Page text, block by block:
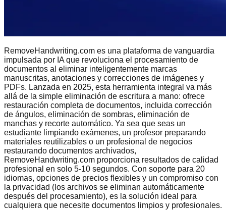
RemoveHandwriting.com es una plataforma de vanguardia
impulsada por IA que revoluciona el procesamiento de
documentos al eliminar inteligentemente marcas
manuscritas, anotaciones y correcciones de imágenes y
PDFs. Lanzada en 2025, esta herramienta integral va más
allá de la simple eliminación de escritura a mano: ofrece
restauración completa de documentos, incluida corrección
de ángulos, eliminación de sombras, eliminación de
manchas y recorte automático. Ya sea que seas un
estudiante limpiando exámenes, un profesor preparando
materiales reutilizables o un profesional de negocios
restaurando documentos archivados,
RemoveHandwriting.com proporciona resultados de calidad
profesional en solo 5-10 segundos. Con soporte para 20
idiomas, opciones de precios flexibles y un compromiso con
la privacidad (los archivos se eliminan automáticamente
después del procesamiento), es la solución ideal para
cualquiera que necesite documentos limpios y profesionales.